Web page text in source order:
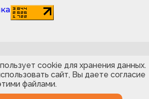
cookie для хранения данных.
сайт, Вы даете согласие
файлами.